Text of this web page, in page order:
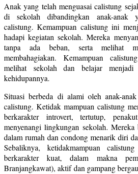
Anak yang telah menguasai calistung
di sekolah dibandingkan anak-anak
calistung. Kemampuan calistung ini
hadapi kegiatan sekolah. Mereka
tanpa ada beban, serta melihat
membahagiakan. Kemampuan
melihat sekolah dan belajar
kehidupannya.
Situasi berbeda di alami oleh anak-
calistung. Ketidak mampuan calistung
berkarakter introvert, tertutup,
menyenangi lingkungan sekolah.
dalam rumah dan condong menarik diri
Sebaliknya, ketidakmampuan
berkarakter kuat, dalam makna
Branjangkawat), aktif dan gampang